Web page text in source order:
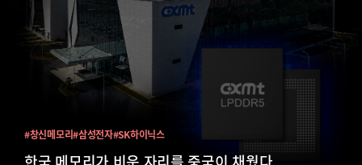
#창신메모리#삼성전자#SK하이닉스